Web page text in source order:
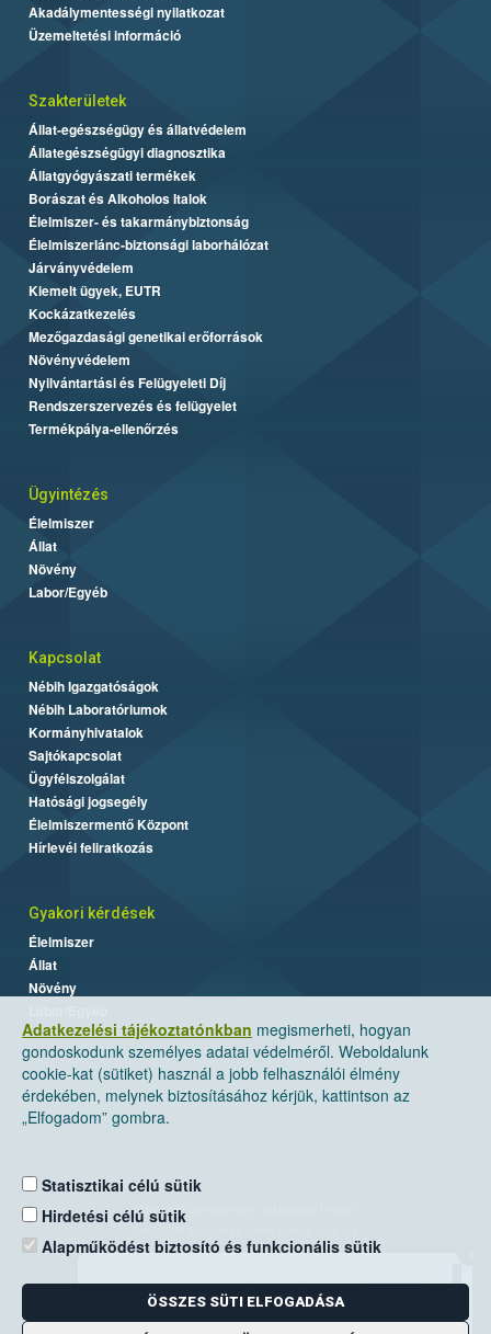
Adatkezelési tájékoztatónkban megismerheti, hogyan
gondoskodunk személyes adatai védelméről. Weboldalunk
cookie-kat (sütiket) használ a jobb felhasználói élmény
érdekében, melynek biztosításához kérjük, kattintson az
„Elfogadom” gombra.
Statisztikai célú sütik
Hirdetési célú sütik
Alapműködést biztosító és funkcionális sütik
ÖSSZES SÜTI ELFOGADÁSA
Akadálymentességi nyilatkozat
Üzemeltetési információ
Szakterületek
Állat-egészségügy és állatvédelem
Állategészségügyi diagnosztika
Állatgyógyászati termékek
Borászat és Alkoholos Italok
Élelmiszer- és takarmánybiztonság
Élelmiszerlánc-biztonsági laborhálózat
Járványvédelem
Kiemelt ügyek, EUTR
Kockázatkezelés
Mezőgazdasági genetikai erőforrások
Növényvédelem
Nyilvántartási és Felügyeleti Díj
Rendszerszervezés és felügyelet
Termékpálya-ellenőrzés
Ügyintézés
Élelmiszer
Állat
Növény
Labor/Egyéb
Kapcsolat
Nébih Igazgatóságok
Nébih Laboratóriumok
Kormányhivatalok
Sajtókapcsolat
Ügyfélszolgálat
Hatósági jogsegély
Élelmiszermentő Központ
Hírlevél feliratkozás
Gyakori kérdések
Élelmiszer
Állat
Növény
Nemzeti Élelmiszerlánc-biztonsági Hivatal
Levelezési cím: 1525 Budapest. Pf. 30.
E-mail:ugyfelszolgalat@nebih.gov.hu